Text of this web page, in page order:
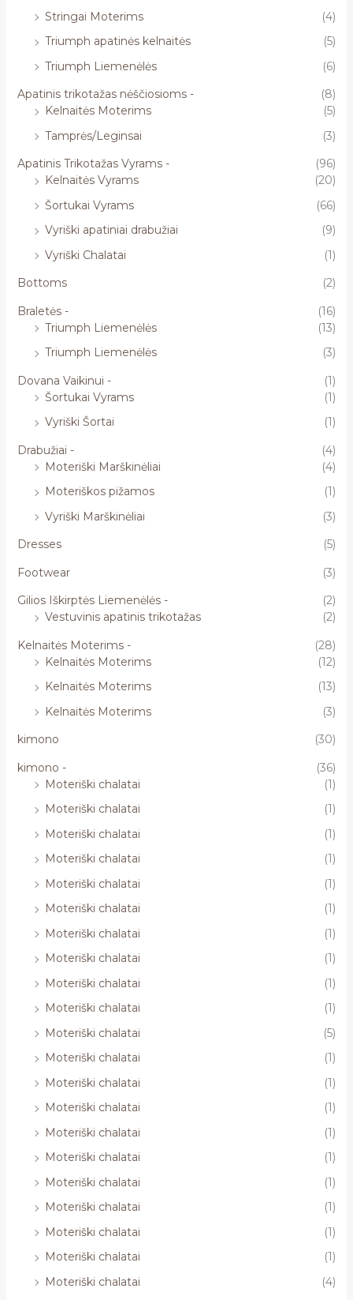
Stringai Moterims
(4)
Triumph apatinės kelnaitės
(5)
Triumph Liemenėlės
(6)
Apatinis trikotažas nėščiosioms -
(8)
Kelnaitės Moterims
(5)
Tamprės/Leginsai
(3)
Apatinis Trikotažas Vyrams -
(96)
Kelnaitės Vyrams
(20)
Šortukai Vyrams
(66)
Vyriški apatiniai drabužiai
(9)
Vyriški Chalatai
(1)
Bottoms
(2)
Braletės -
(16)
Triumph Liemenėlės
(13)
Triumph Liemenėlės
(3)
Dovana Vaikinui -
(1)
Šortukai Vyrams
(1)
Vyriški Šortai
(1)
Drabužiai -
(4)
Moteriški Marškinėliai
(4)
Moteriškos pižamos
(1)
Vyriški Marškinėliai
(3)
Dresses
(5)
Footwear
(3)
Gilios Iškirptės Liemenėlės -
(2)
Vestuvinis apatinis trikotažas
(2)
Kelnaitės Moterims -
(28)
Kelnaitės Moterims
(12)
Kelnaitės Moterims
(13)
Kelnaitės Moterims
(3)
kimono
(30)
kimono -
(36)
Moteriški chalatai
(1)
Moteriški chalatai
(1)
Moteriški chalatai
(1)
Moteriški chalatai
(1)
Moteriški chalatai
(1)
Moteriški chalatai
(1)
Moteriški chalatai
(1)
Moteriški chalatai
(1)
Moteriški chalatai
(1)
Moteriški chalatai
(1)
Moteriški chalatai
(5)
Moteriški chalatai
(1)
Moteriški chalatai
(1)
Moteriški chalatai
(1)
Moteriški chalatai
(1)
Moteriški chalatai
(1)
Moteriški chalatai
(1)
Moteriški chalatai
(1)
Moteriški chalatai
(1)
Moteriški chalatai
(1)
Moteriški chalatai
(4)